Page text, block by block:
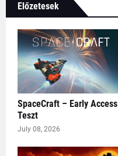
Előzetesek
SpaceCraft – Early Access
Teszt
July 08, 2026